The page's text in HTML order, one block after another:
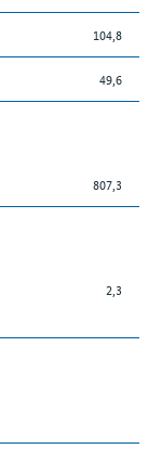
104,8
49,6
807,3
2,3